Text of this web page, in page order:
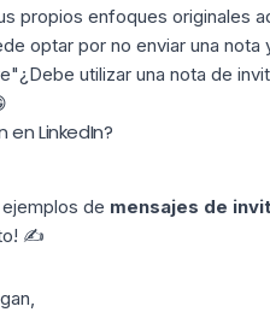
propios enfoques originales
optar por no enviar una nota
"¿Debe utilizar una nota de
LinkedIn?
de mensajes de
✍️